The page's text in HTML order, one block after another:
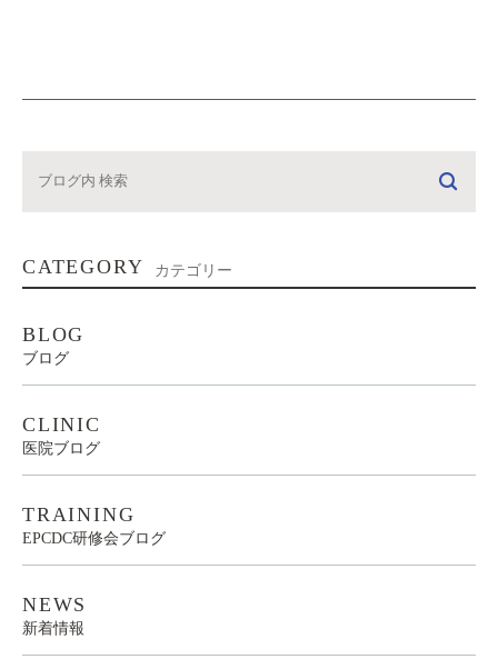
CATEGORY カテゴリー
BLOG
ブログ
CLINIC
医院ブログ
TRAINING
EPCDC研修会ブログ
NEWS
新着情報